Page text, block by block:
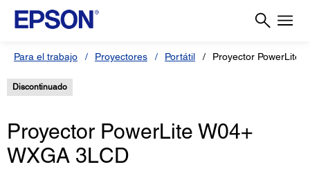
Para el trabajo Proyectores Portátil Proyector PowerLite
Discontinuado
Proyector PowerLite W04+
WXGA 3LCD